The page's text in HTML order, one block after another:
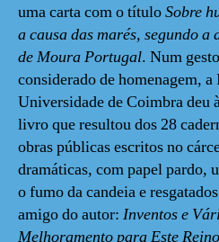
uma carta com o títuloSobre
a causa dasmarés, segundo a
de Moura Portugal. Num
considerado de homenagem, a
Universidade de Coimbra deu
livro que resultou dos 28
obras públicas escritos no
dramáticas, com papel pardo,
o fumo da candeia e
amigo do autor: Inventos e
Melhoramento para Este